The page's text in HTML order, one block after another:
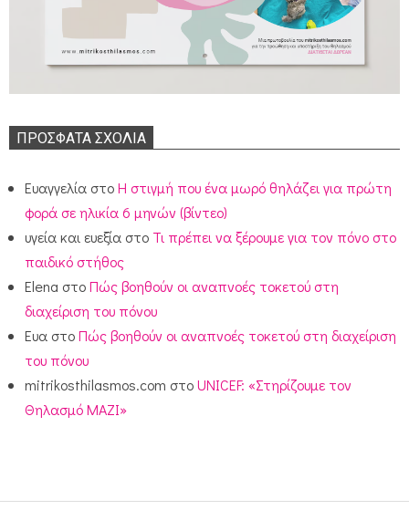
ΠΡΌΣΦΑΤΑ ΣΧΌΛΙΑ
Ευαγγελία στοΗ στιγμή που ένα μωρό θηλάζει για πρώτη
φορά σε ηλικία 6 μηνών (βίντεο)
υγεία και ευεξία στο Τι πρέπει να ξέρουμε για τον πόνο στο
παιδικό στήθος
Elena στοΠώς βοηθούν οι αναπνοές τοκετού στη
διαχείριση του πόνου
Ευα στοΠώς βοηθούν οι αναπνοές τοκετού στη διαχείριση
του πόνου
mitrikosthilasmos.com στοUNICEF: «Στηρίζουμε τον
Θηλασμό ΜΑΖΙ»